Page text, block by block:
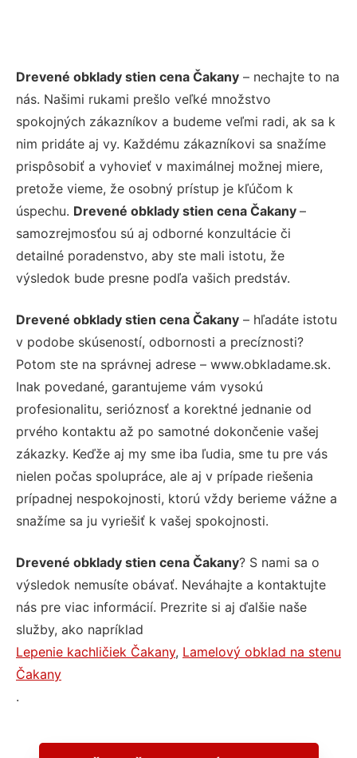
Drevené obklady stien cena Čakany – nechajte to na
nás. Našimi rukami prešlo veľké množstvo
spokojných zákazníkov a budeme veľmi radi, ak sa k
nim pridáte aj vy. Každému zákazníkovi sa snažíme
prispôsobiť a vyhovieť v maximálnej možnej miere,
pretože vieme, že osobný prístup je kľúčom k
úspechu. Drevené obklady stien cena Čakany –
samozrejmosťou sú aj odborné konzultácie či
detailné poradenstvo, aby ste mali istotu, že
výsledok bude presne podľa vašich predstáv.
Drevené obklady stien cena Čakany – hľadáte istotu
v podobe skúseností, odbornosti a precíznosti?
Potom ste na správnej adrese – www.obkladame.sk.
Inak povedané, garantujeme vám vysokú
profesionalitu, serióznosť a korektné jednanie od
prvého kontaktu až po samotné dokončenie vašej
zákazky. Keďže aj my sme iba ľudia, sme tu pre vás
nielen počas spolupráce, ale aj v prípade riešenia
prípadnej nespokojnosti, ktorú vždy berieme vážne a
snažíme sa ju vyriešiť k vašej spokojnosti.
Drevené obklady stien cena Čakany? S nami sa o
výsledok nemusíte obávať. Neváhajte a kontaktujte
nás pre viac informácií. Prezrite si aj ďalšie naše
služby, ako napríklad
Lepenie kachličiek Čakany, Lamelový obklad na stenu
Čakany
.